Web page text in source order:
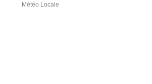
Météo Locale